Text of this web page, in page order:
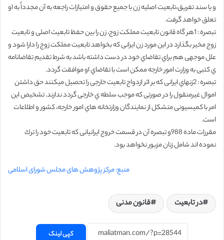
و یا سند تفریق،تابعیت اصلیه زن با جمیع حقوق و امتیازات راجعه به آن مجدداً به او
تعلق خواهد گرفت.
تبصره : 1هر گاه قانون تابعیت مملکت زوج، زن را بین حفظ تابعیت اصلی و تابعیت
زوجمخیر بگذارد در این مورد زن ایرانی که بخواهد تابعیت مملکت زوج را دارا شود و
عللموجهی هم براي تقاضاي خود در دست داشته باشد به شرط تقدیم تقاضانامه
ي کتبی بهوزارت امور خارجه ممکن است با تقاضاي او موافقت گردد.
تبصره : 2زنهاي ایرانی که بر اثر ازدواج تابعیت خارجی را تحصیل میکنند حق داشتن
اموال غیرمنقول را در صورتی که موجب سلطه ي خارجی گردد ندارند. تشخیص این
امر با کمیسیونی متشکل از نمایندگان وزارتخانه هاي امور خارجه، کشور واطلاعات
است.
مقررات ماده 988و تبصره آن در قسمت خروج ایرانیانی که تابعیت خود را ترك
نموده اندشامل زنان مزبور نخواهد بود.
منبع: مرکز پژوهش های مجلس شورای اسلامی
در تابعیت قانون مدنی
کپی لینک